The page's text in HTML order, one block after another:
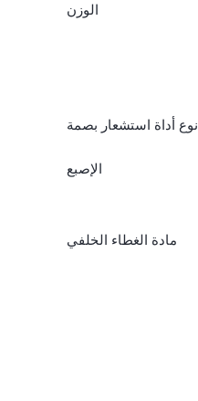
الوزن
نوع أداة استشعار بصمة
الإصبع
مادة الغطاء الخلفي